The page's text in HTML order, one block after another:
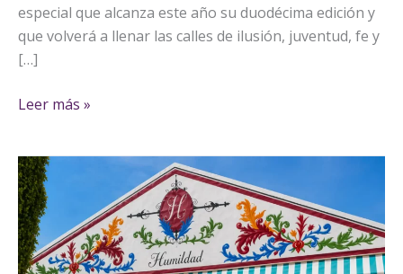
especial que alcanza este año su duodécima edición y
que volverá a llenar las calles de ilusión, juventud, fe y
[…]
Leer más »
CASETA
DE
FERIA
2026